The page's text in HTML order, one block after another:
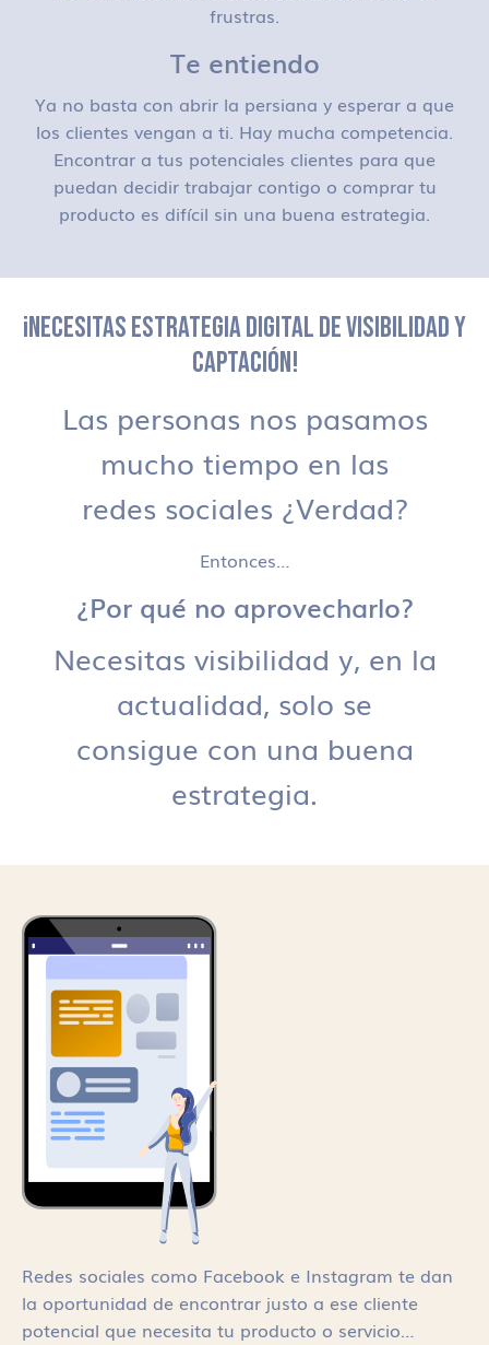
frustras.
Te entiendo
Ya no basta con abrir la persiana y esperar a que
los clientes vengan a ti. Hay mucha competencia.
Encontrar a tus potenciales clientes para que
puedan decidir trabajar contigo o comprar tu
producto es difícil sin una buena estrategia.
¡NECESITAS ESTRATEGIA DIGITAL DE VISIBILIDAD Y
CAPTACIÓN!
Las personas nos pasamos
mucho tiempo en las
redes sociales ¿Verdad?
Entonces…
¿Por qué no aprovecharlo?
Necesitas visibilidad y, en la
actualidad, solo se
consigue con una buena
estrategia.
Redes sociales como Facebook e Instagram te dan
la oportunidad de encontrar justo a ese cliente
potencial que necesita tu producto o servicio…